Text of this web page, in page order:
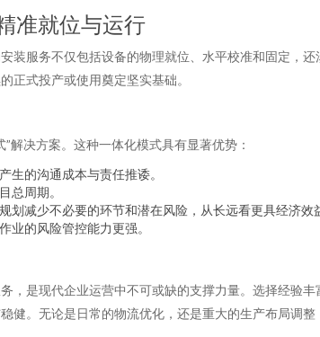
准就位与运行
装服务不仅包括设备的物理就位、水平校准和固定，
正式投产或使用奠定坚实基础。
解决方案。这种一体化模式具有显著优势：
生的沟通成本与责任推诿。
总周期。
减少不必要的环节和潜在风险，从长远看更具经济效
业的风险管控能力更强。
是现代企业运营中不可或缺的支撑力量。选择经验
。无论是日常的物流优化，还是重大的生产布局调整